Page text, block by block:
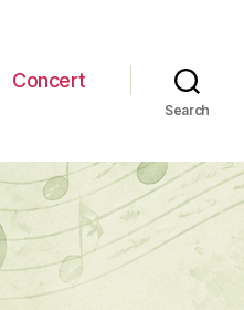
Concert
Search